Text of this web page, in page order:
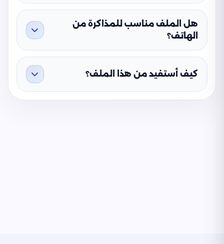
هل الملف مناسب للمذاكرة من
الهاتف؟
كيف أستفيد من هذا الملف؟